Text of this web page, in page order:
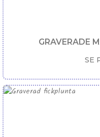
GRAVERADE
SE